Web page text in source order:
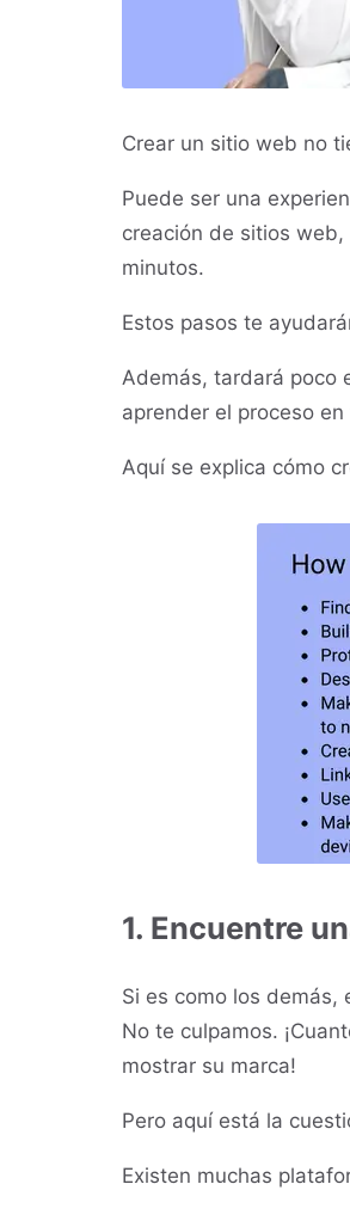
Crear un sitio web no
Puede ser una
creación de sitios
minutos.
Estos pasos te
Además, tardará poco
aprender el proceso
Aquí se explica cómo
1. Encuentre
Si es como los
No te culpamos.
mostrar su marca!
Pero aquí está la
Existen muchas